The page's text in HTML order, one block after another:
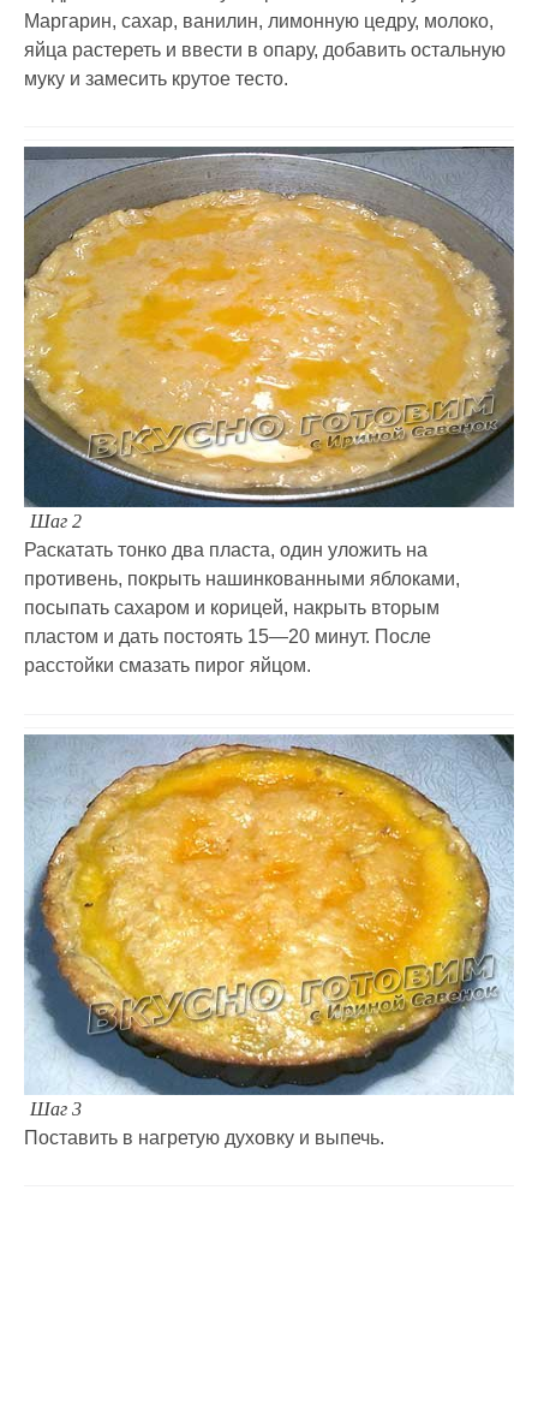
Маргарин, сахар, ванилин, лимонную цедру, молоко,
яйца растереть и ввести в опару, добавить остальную
муку и замесить крутое тесто.
Шаг 2
Раскатать тонко два пласта, один уложить на
противень, покрыть нашинкованными яблоками,
посыпать сахаром и корицей, накрыть вторым
пластом и дать постоять 15—20 минут. После
расстойки смазать пирог яйцом.
Шаг 3
Поставить в нагретую духовку и выпечь.